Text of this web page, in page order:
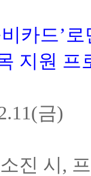
카드’
지원 프
금)
진 시 ,